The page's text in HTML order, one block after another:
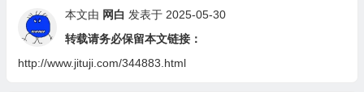
本文由 网白 发表于 2025-05-30
转载请务必保留本文链接：
http://www.jituji.com/344883.html